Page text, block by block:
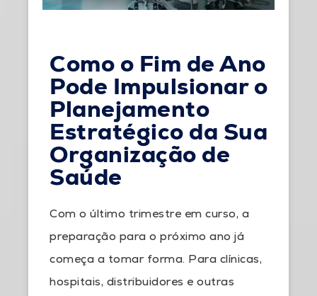
Como o Fim de Ano
Pode Impulsionar o
Planejamento
Estratégico da Sua
Organização de
Saúde
Com o último trimestre em curso, a
preparação para o próximo ano já
começa a tomar forma. Para clínicas,
hospitais, distribuidores e outras